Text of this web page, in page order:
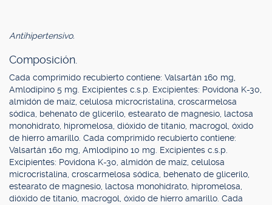
Antihipertensivo.
Composición.
Cada comprimido recubierto contiene: Valsartán 160 mg,
Amlodipino 5 mg. Excipientes c.s.p. Excipientes: Povidona K-30,
almidón de maíz, celulosa microcristalina, croscarmelosa
sódica, behenato de glicerilo, estearato de magnesio, lactosa
monohidrato, hipromelosa, dióxido de titanio, macrogol, óxido
de hierro amarillo. Cada comprimido recubierto contiene:
Valsartán 160 mg, Amlodipino 10 mg. Excipientes c.s.p.
Excipientes: Povidona K-30, almidón de maíz, celulosa
microcristalina, croscarmelosa sódica, behenato de glicerilo,
estearato de magnesio, lactosa monohidrato, hipromelosa,
dióxido de titanio, macrogol, óxido de hierro amarillo. Cada